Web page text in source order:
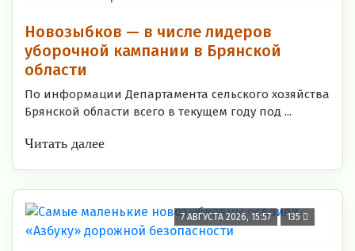
Новозыбков — в числе лидеров
уборочной кампании в Брянской
области
По информации Департамента сельского хозяйства
Брянской области всего в текущем году под ...
Читать далее
7 АВГУСТА 2026, 15:57 135